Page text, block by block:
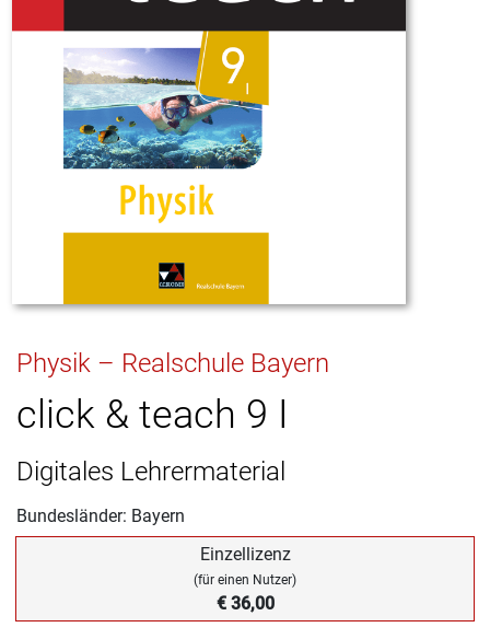
Physik – Realschule Bayern
click & teach 9 I
Digitales Lehrermaterial
Bundesländer: Bayern
Einzellizenz
(für einen Nutzer)
€ 36,00